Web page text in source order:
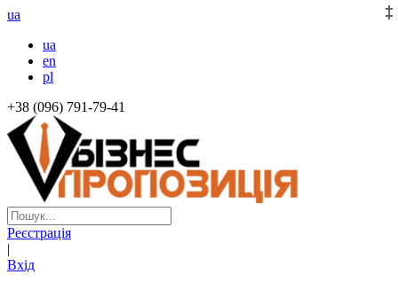
ua
ua
en
pl
+38 (096) 791-79-41
Реєстрація
|
Вхід